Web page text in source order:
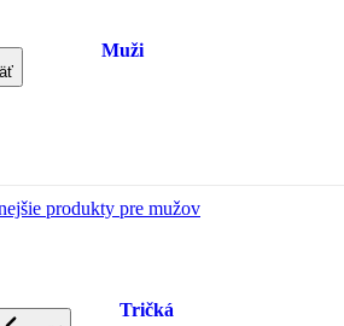
Muži
produkty pre mužov
Tričká